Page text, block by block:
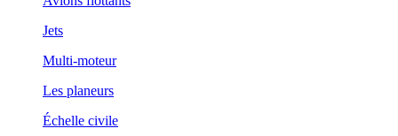
Jets
Multi-moteur
Les planeurs
Échelle civile